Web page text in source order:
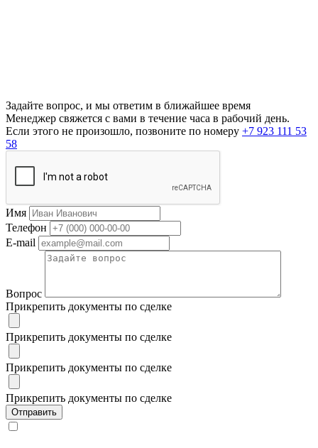
Задайте вопрос, и мы ответим в ближайшее время
Менеджер свяжется с вами в течение часа в рабочий день.
Если этого не произошло, позвоните по номеру +7 923 111 53
58
Имя
Телефон
E-mail
Вопрос
Прикрепить документы по сделке
Прикрепить документы по сделке
Прикрепить документы по сделке
Прикрепить документы по сделке